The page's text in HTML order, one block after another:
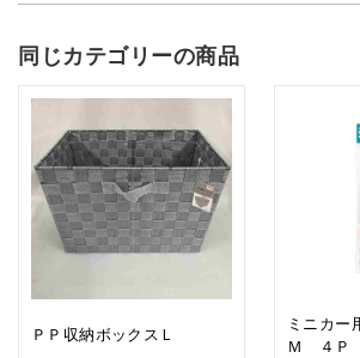
同じカテゴリーの商品
ＰＰ収納ボックスＬ
ミニカ
Ｍ ４Ｐ